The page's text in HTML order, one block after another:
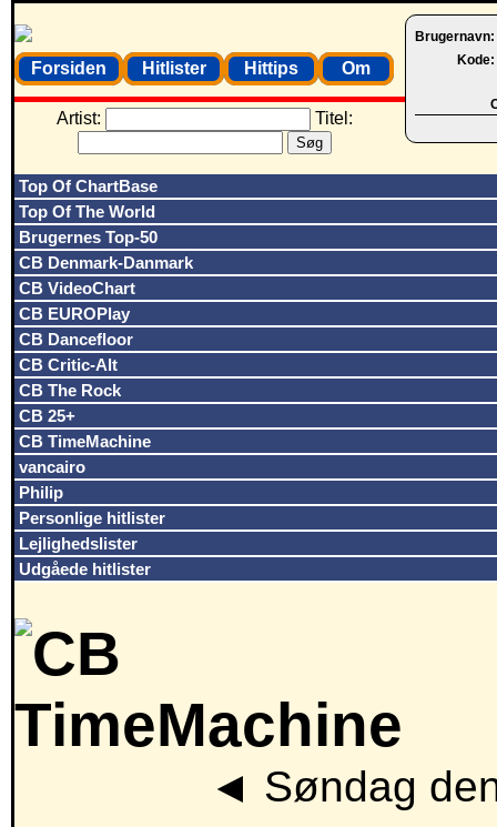
Brugernavn:
Kode:
Forsiden Hitlister Hittips Om
Artist: Titel:
Top Of ChartBase
Top Of The World
Brugernes Top-50
CB Denmark-Danmark
CB VideoChart
CB EUROPlay
CB Dancefloor
CB Critic-Alt
CB The Rock
CB 25+
CB TimeMachine
vancairo
Philip
Personlige hitlister
Lejlighedslister
Udgåede hitlister
◄ Søndag